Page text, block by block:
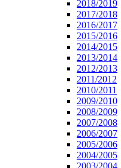
2018/2019
2017/2018
2016/2017
2015/2016
2014/2015
2013/2014
2012/2013
2011/2012
2010/2011
2009/2010
2008/2009
2007/2008
2006/2007
2005/2006
2004/2005